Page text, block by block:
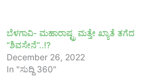
ಬೆಳಗಾವಿ- ಮಹಾರಾಷ್ಟ್ರ ಮತ್ತೇ ಖ್ಯಾತೆ ತಗೆದ
“ಶಿವಸೇನೆ”..!?
December 26, 2022
In "ಸುದ್ದಿ 360"